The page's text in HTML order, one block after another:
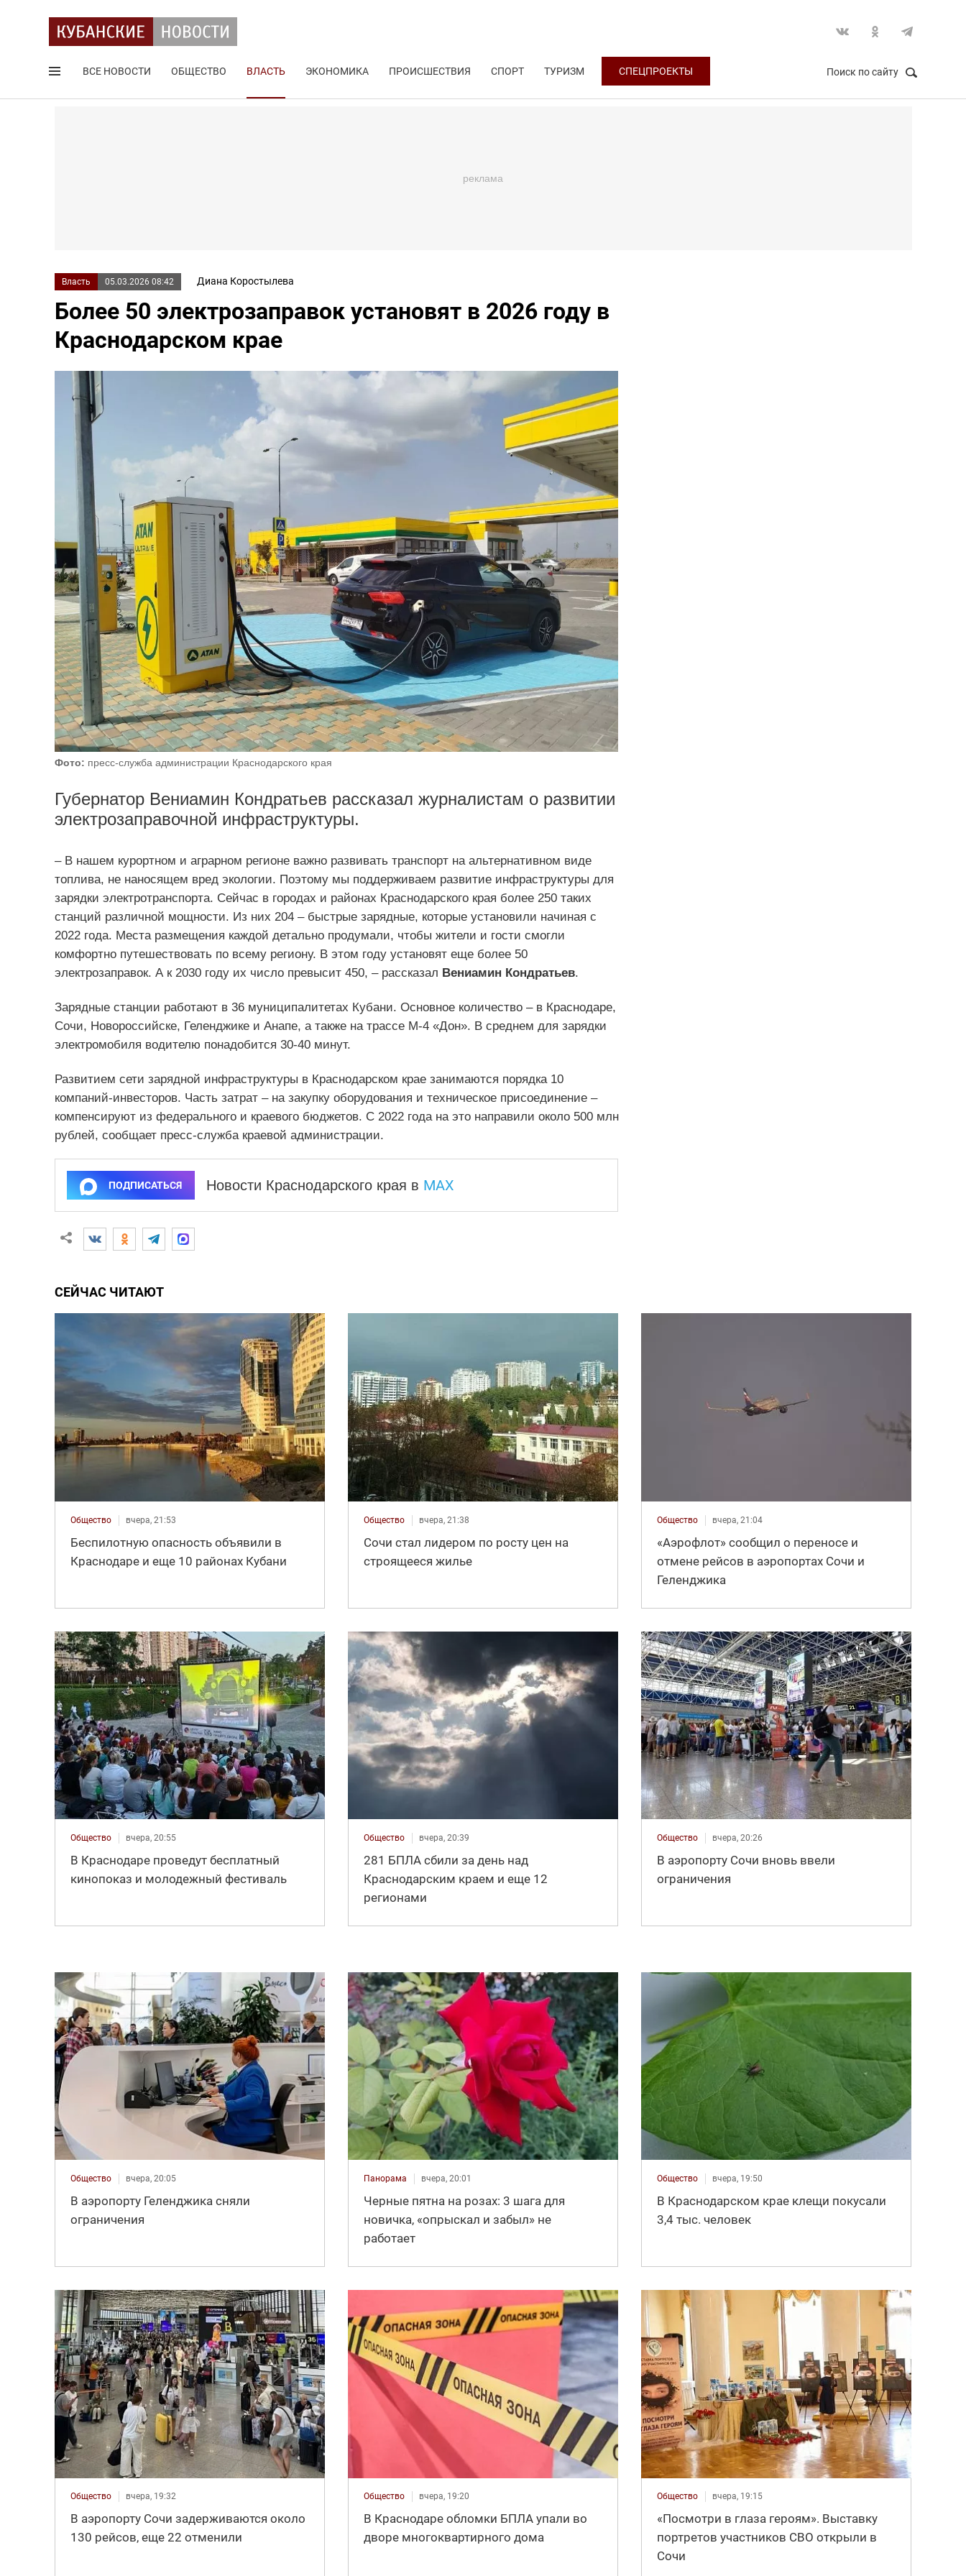
ВСЕ НОВОСТИ ОБЩЕСТВО ВЛАСТЬ ЭКОНОМИКА ПРОИСШЕСТВИЯ СПОРТ ТУРИЗМ СПЕЦПРОЕКТЫ Поиск по сайту
Власть 05.03.2026 08:42 Диана Коростылева
Более 50 электрозаправок установят в 2026 году в
Краснодарском крае
Фото: пресс-служба администрации Краснодарского края
Губернатор Вениамин Кондратьев рассказал журналистам о развитии
электрозаправочной инфраструктуры.
– В нашем курортном и аграрном регионе важно развивать транспорт на альтернативном виде
топлива, не наносящем вред экологии. Поэтому мы поддерживаем развитие инфраструктуры для
зарядки электротранспорта. Сейчас в городах и районах Краснодарского края более 250 таких
станций различной мощности. Из них 204 – быстрые зарядные, которые установили начиная с
2022 года. Места размещения каждой детально продумали, чтобы жители и гости смогли
комфортно путешествовать по всему региону. В этом году установят еще более 50
электрозаправок. А к 2030 году их число превысит 450, – рассказал Вениамин Кондратьев.
Зарядные станции работают в 36 муниципалитетах Кубани. Основное количество – в Краснодаре,
Сочи, Новороссийске, Геленджике и Анапе, а также на трассе М-4 «Дон». В среднем для зарядки
электромобиля водителю понадобится 30-40 минут.
Развитием сети зарядной инфраструктуры в Краснодарском крае занимаются порядка 10
компаний-инвесторов. Часть затрат – на закупку оборудования и техническое присоединение –
компенсируют из федерального и краевого бюджетов. С 2022 года на это направили около 500 млн
рублей, сообщает пресс-служба краевой администрации.
ПОДПИСАТЬСЯ Новости Краснодарского края в MAX
СЕЙЧАС ЧИТАЮТ
Общество вчера, 21:53
Беспилотную опасность объявили в
Краснодаре и еще 10 районах Кубани
Общество вчера, 21:38
Сочи стал лидером по росту цен на
строящееся жилье
Общество вчера, 21:04
«Аэрофлот» сообщил о переносе и
отмене рейсов в аэропортах Сочи и
Геленджика
Общество вчера, 20:55
В Краснодаре проведут бесплатный
кинопоказ и молодежный фестиваль
Общество вчера, 20:39
281 БПЛА сбили за день над
Краснодарским краем и еще 12
регионами
Общество вчера, 20:26
В аэропорту Сочи вновь ввели
ограничения
Общество вчера, 20:05
В аэропорту Геленджика сняли
ограничения
Панорама вчера, 20:01
Черные пятна на розах: 3 шага для
новичка, «опрыскал и забыл» не
работает
Общество вчера, 19:50
В Краснодарском крае клещи покусали
3,4 тыс. человек
Общество вчера, 19:32
В аэропорту Сочи задерживаются около
130 рейсов, еще 22 отменили
Общество вчера, 19:20
В Краснодаре обломки БПЛА упали во
дворе многоквартирного дома
Общество вчера, 19:15
«Посмотри в глаза героям». Выставку
портретов участников СВО открыли в
Сочи